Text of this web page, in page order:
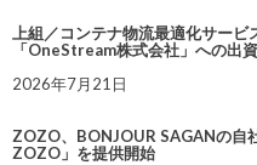
上組／コンテナ物流最適化サービ
「OneStream株式会社」への出
2026年7月21日
ZOZO、BONJOUR SAGANの自
ZOZO」を提供開始